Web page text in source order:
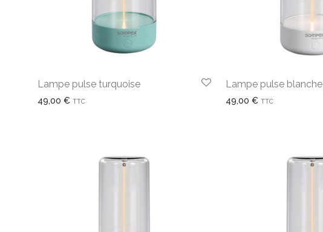
Lampe pulse turquoise
49,00 € TTC
Lampe pulse blanche
49,00 € TTC